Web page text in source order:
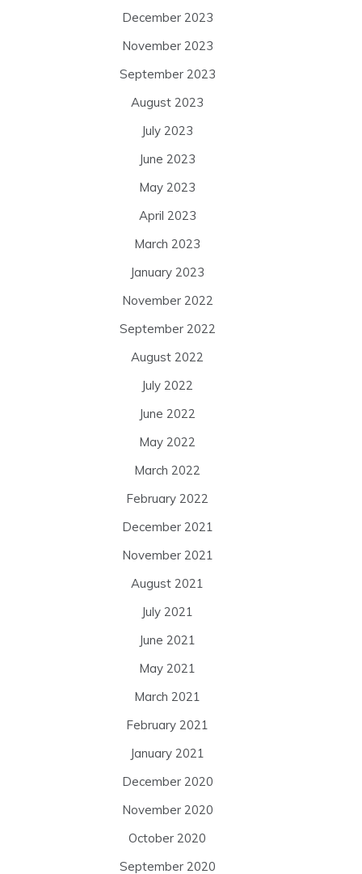
December 2023
November 2023
September 2023
August 2023
July 2023
June 2023
May 2023
April 2023
March 2023
January 2023
November 2022
September 2022
August 2022
July 2022
June 2022
May 2022
March 2022
February 2022
December 2021
November 2021
August 2021
July 2021
June 2021
May 2021
March 2021
February 2021
January 2021
December 2020
November 2020
October 2020
September 2020